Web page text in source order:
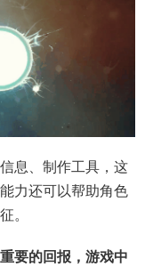
息、制作工具，这
力还可以帮助角色
。
要的回报，游戏中